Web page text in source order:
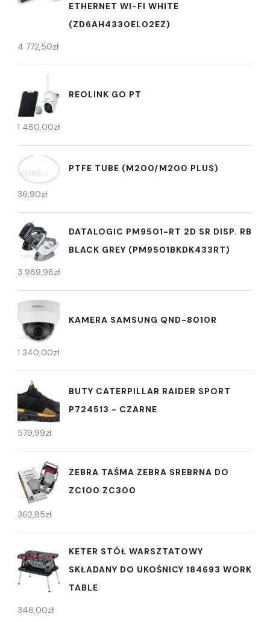
ETHERNET WI-FI WHITE
(ZD6AH4330EL02EZ)
4 772,50zł
REOLINK GO PT
1 480,00zł
PTFE TUBE (M200/M200 PLUS)
36,90zł
DATALOGIC PM9501-RT 2D SR DISP. RB
BLACK GREY (PM9501BKDK433RT)
3 989,98zł
KAMERA SAMSUNG QND-8010R
1 340,00zł
BUTY CATERPILLAR RAIDER SPORT
P724513 - CZARNE
579,99zł
ZEBRA TAŚMA ZEBRA SREBRNA DO
ZC100 ZC300
362,85zł
KETER STÓŁ WARSZTATOWY
SKŁADANY DO UKOŚNICY 184693 WORK
TABLE
346,00zł